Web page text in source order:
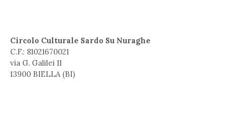
Circolo Culturale Sardo Su Nuraghe
C.F.: 81021670021
via G. Galilei 11
13900 BIELLA (BI)